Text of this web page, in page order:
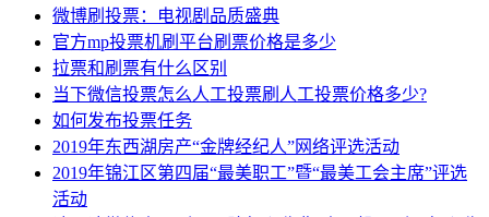
微博刷投票：电视剧品质盛典
官方mp投票机刷平台刷票价格是多少
拉票和刷票有什么区别
当下微信投票怎么人工投票刷人工投票价格多少?
如何发布投票任务
2019年东西湖房产“金牌经纪人”网络评选活动
2019年锦江区第四届“最美职工”暨“最美工会主席”评选
活动